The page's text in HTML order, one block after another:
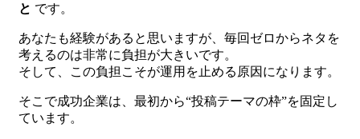
と です。
あなたも経験があると思いますが、毎回ゼロからネタを
考えるのは非常に負担が大きいです。
そして、この負担こそが運用を止める原因になります。
そこで成功企業は、最初から“投稿テーマの枠”を固定し
ています。